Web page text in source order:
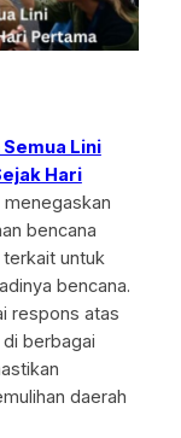
Lini
Hari
menegaskan
bencana
untuk
bencana.
respons atas
berbagai
daerah